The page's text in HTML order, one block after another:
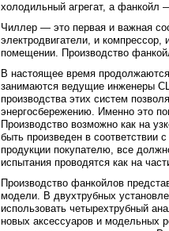
холодильный агрегат, а фанкойл
Чиллер — это первая и важная
электродвигатели, и
помещении. Производство
В настоящее время
занимаются ведущие инженеры
производства этих систем
энергосбережению. Именно это
Производство возможно как на
быть произведен в соответствии
продукции покупателю, все
испытания проводятся как на
Производство фанкойлов
модели. В двухтрубных
использовать четырехтрубный
новых аксессуаров и модельных